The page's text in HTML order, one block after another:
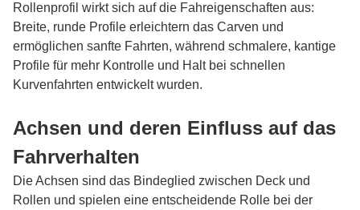
Rollenprofil wirkt sich auf die Fahreigenschaften aus:
Breite, runde Profile erleichtern das Carven und
ermöglichen sanfte Fahrten, während schmalere, kantige
Profile für mehr Kontrolle und Halt bei schnellen
Kurvenfahrten entwickelt wurden.
Achsen und deren Einfluss auf das
Fahrverhalten
Die Achsen sind das Bindeglied zwischen Deck und
Rollen und spielen eine entscheidende Rolle bei der